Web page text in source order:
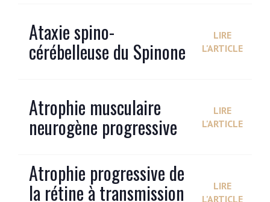
Ataxie spino-
cérébelleuse du Spinone
LIRE
L'ARTICLE
Atrophie musculaire
neurogène progressive
LIRE
L'ARTICLE
Atrophie progressive de
la rétine à transmission
LIRE
L'ARTICLE